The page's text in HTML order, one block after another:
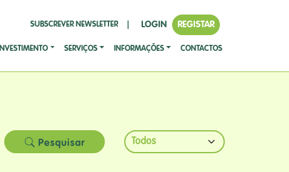
SUBSCREVER NEWSLETTER LOGIN REGISTAR
INVESTIMENTO SERVIÇOS INFORMAÇÕES CONTACTOS
Pesquisar